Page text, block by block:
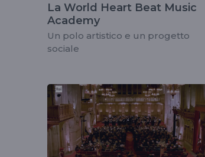
La World Heart Beat Music
Academy
Un polo artistico e un progetto
sociale